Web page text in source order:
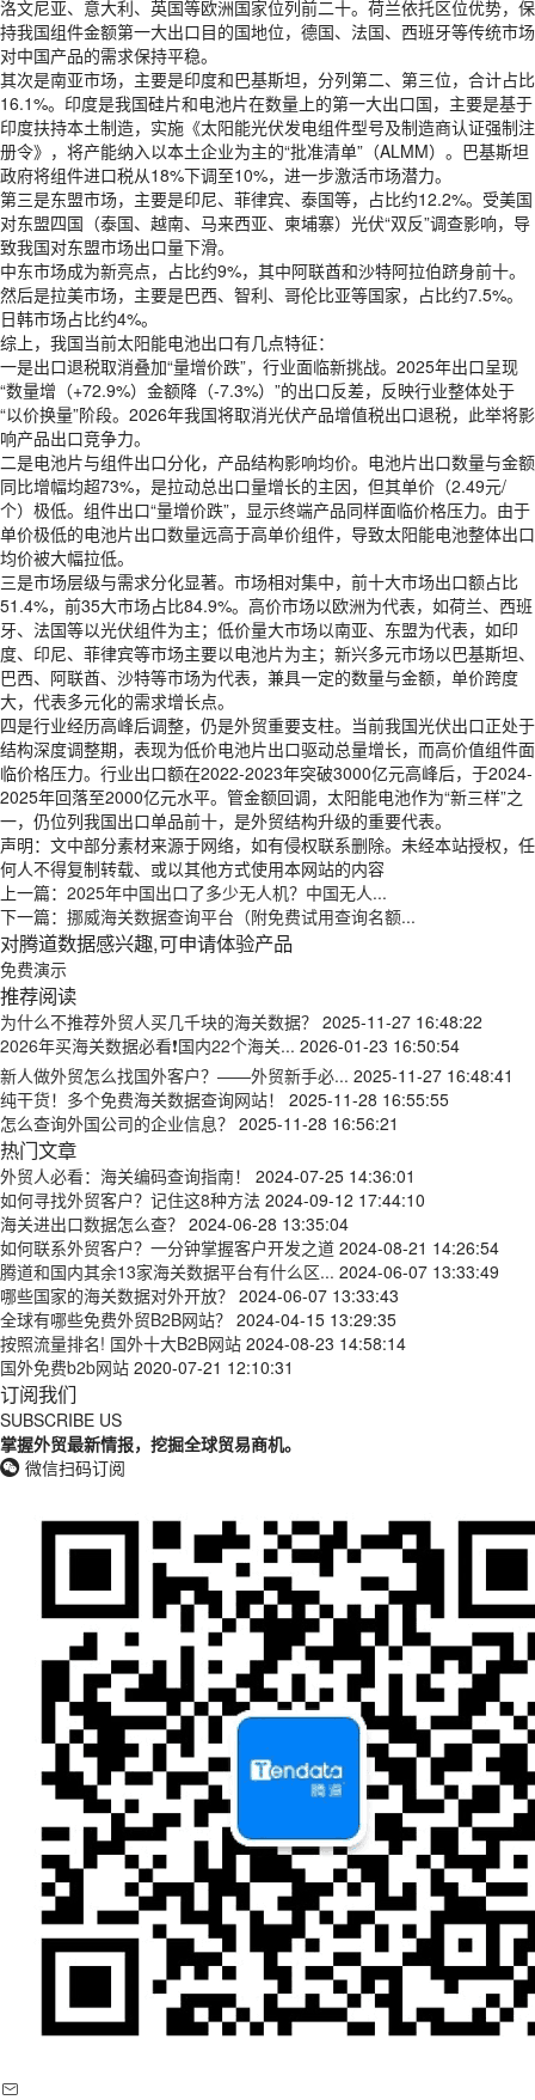
洛文尼亚、意大利、英国等欧洲国家位列前二十。荷兰依托区位优势，保
持我国组件金额第一大出口目的国地位，德国、法国、西班牙等传统市场
对中国产品的需求保持平稳。
其次是南亚市场，主要是印度和巴基斯坦，分列第二、第三位，合计占比
16.1%。印度是我国硅片和电池片在数量上的第一大出口国，主要是基于
印度扶持本土制造，实施《太阳能光伏发电组件型号及制造商认证强制注
册令》，将产能纳入以本土企业为主的“批准清单”（ALMM）。巴基斯坦
政府将组件进口税从18%下调至10%，进一步激活市场潜力。
第三是东盟市场，主要是印尼、菲律宾、泰国等，占比约12.2%。受美国
对东盟四国（泰国、越南、马来西亚、柬埔寨）光伏“双反”调查影响，导
致我国对东盟市场出口量下滑。
中东市场成为新亮点，占比约9%，其中阿联酋和沙特阿拉伯跻身前十。
然后是拉美市场，主要是巴西、智利、哥伦比亚等国家，占比约7.5%。
日韩市场占比约4%。
综上，我国当前太阳能电池出口有几点特征：
一是出口退税取消叠加“量增价跌”，行业面临新挑战。2025年出口呈现
“数量增（+72.9%）金额降（-7.3%）”的出口反差，反映行业整体处于
“以价换量”阶段。2026年我国将取消光伏产品增值税出口退税，此举将影
响产品出口竞争力。
二是电池片与组件出口分化，产品结构影响均价。电池片出口数量与金额
同比增幅均超73%，是拉动总出口量增长的主因，但其单价（2.49元/
个）极低。组件出口“量增价跌”，显示终端产品同样面临价格压力。由于
单价极低的电池片出口数量远高于高单价组件，导致太阳能电池整体出口
均价被大幅拉低。
三是市场层级与需求分化显著。市场相对集中，前十大市场出口额占比
51.4%，前35大市场占比84.9%。高价市场以欧洲为代表，如荷兰、西班
牙、法国等以光伏组件为主；低价量大市场以南亚、东盟为代表，如印
度、印尼、菲律宾等市场主要以电池片为主；新兴多元市场以巴基斯坦、
巴西、阿联酋、沙特等市场为代表，兼具一定的数量与金额，单价跨度
大，代表多元化的需求增长点。
四是行业经历高峰后调整，仍是外贸重要支柱。当前我国光伏出口正处于
结构深度调整期，表现为低价电池片出口驱动总量增长，而高价值组件面
临价格压力。行业出口额在2022-2023年突破3000亿元高峰后，于2024-
2025年回落至2000亿元水平。管金额回调，太阳能电池作为“新三样”之
一，仍位列我国出口单品前十，是外贸结构升级的重要代表。
声明：文中部分素材来源于网络，如有侵权联系删除。未经本站授权，任
何人不得复制转载、或以其他方式使用本网站的内容
上一篇： 2025年中国出口了多少无人机？中国无人...
下一篇： 挪威海关数据查询平台（附免费试用查询名额...
对腾道数据感兴趣,可申请体验产品
免费演示
推荐阅读
为什么不推荐外贸人买几千块的海关数据？ 2025-11-27 16:48:22
2026年买海关数据必看❗国内22个海关... 2026-01-23 16:50:54
新人做外贸怎么找国外客户？——外贸新手必... 2025-11-27 16:48:41
纯干货！多个免费海关数据查询网站！
2025-11-28 16:55:55
怎么查询外国公司的企业信息？ 2025-11-28 16:56:21
热门文章
外贸人必看：海关编码查询指南！
2024-07-25 14:36:01
如何寻找外贸客户？记住这8种方法 2024-09-12 17:44:10
海关进出口数据怎么查？ 2024-06-28 13:35:04
如何联系外贸客户？一分钟掌握客户开发之道 2024-08-21 14:26:54
腾道和国内其余13家海关数据平台有什么区... 2024-06-07 13:33:49
哪些国家的海关数据对外开放？ 2024-06-07 13:33:43
全球有哪些免费外贸B2B网站？ 2024-04-15 13:29:35
按照流量排名! 国外十大B2B网站 2024-08-23 14:58:14
国外免费b2b网站 2020-07-21 12:10:31
订阅我们
SUBSCRIBE US
掌握外贸最新情报，挖掘全球贸易商机。
微信扫码订阅